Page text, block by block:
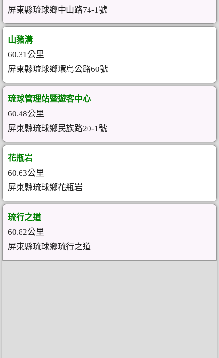
屏東縣琉球鄉中山路74-1號
山豬溝
60.31公里
屏東縣琉球鄉環島公路60號
琉球管理站暨遊客中心
60.48公里
屏東縣琉球鄉民族路20-1號
花瓶岩
60.63公里
屏東縣琉球鄉花瓶岩
琉行之道
60.82公里
屏東縣琉球鄉琉行之道